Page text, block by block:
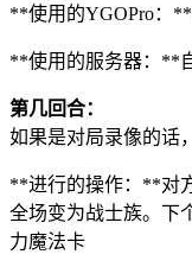
**使用的YGOPro：
**使用的服务器：**
第几回合：
如果是对局录像的话
**进行的操作：**对
全场变为战士族。下
力魔法卡